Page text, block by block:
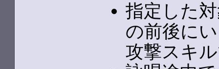
指定した
の前後に
攻撃スキ